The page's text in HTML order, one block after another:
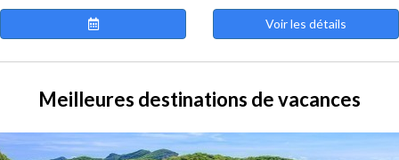
Voir les détails
Meilleures destinations de vacances